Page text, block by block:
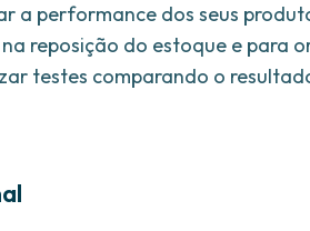
a performance dos seus
reposição do estoque e para
testes comparando o